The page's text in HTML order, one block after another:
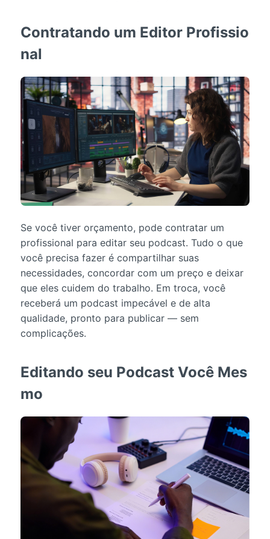
Contratando um Editor Profissio
nal
Se você tiver orçamento, pode contratar um
profissional para editar seu podcast. Tudo o que
você precisa fazer é compartilhar suas
necessidades, concordar com um preço e deixar
que eles cuidem do trabalho. Em troca, você
receberá um podcast impecável e de alta
qualidade, pronto para publicar — sem
complicações.
Editando seu Podcast Você Mes
mo